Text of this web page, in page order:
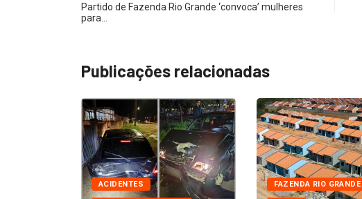
Partido de Fazenda Rio Grande ‘convoca’ mulheres
para…
Publicações relacionadas
ACIDENTES FAZENDA RIO GRANDE